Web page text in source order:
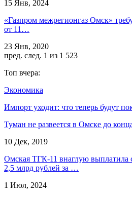
15 Янв, 2024
«Газпром межрегионгаз Омск»
от 11…
23 Янв, 2020
пред. след. 1 из 1 523
Топ вчера:
Экономика
Импорт уходит: что теперь будут
Туман не развеется в Омске до
10 Дек, 2019
Омская ТГК-11 внаглую выплатила
2,5 млрд рублей за …
1 Июл, 2024